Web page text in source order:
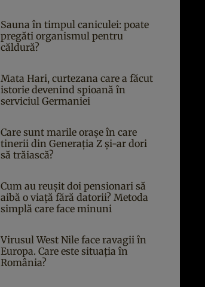
Sauna în timpul caniculei: poate
pregăti organismul pentru
căldură?
Mata Hari, curtezana care a făcut
istorie devenind spioană în
serviciul Germaniei
Care sunt marile orașe în care
tinerii din Generația Z și-ar dori
să trăiască?
Cum au reușit doi pensionari să
aibă o viață fără datorii? Metoda
simplă care face minuni
Virusul West Nile face ravagii în
Europa. Care este situația în
România?